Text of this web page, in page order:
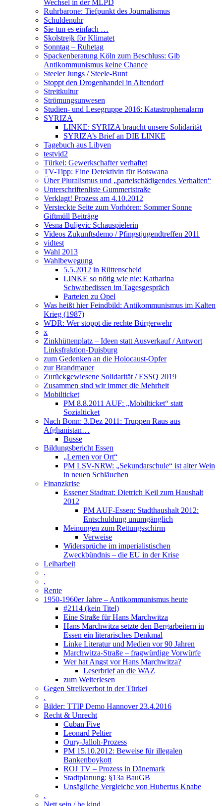
Wechsel in der MLPD
Ruhrbarone: Tiefpunkt des Journalismus
Schuldenuhr
Sie tun es einfach …
Skolstrejk för Klimatet
Sonntag – Ruhetag
Spackenberatung Köln zum Beschluss: Gib
Antikommunismus keine Chance
Steeler Jungs / Steele-Bunt
Stoppt den Drogenhandel in Altendorf
Streitkultur
Strömungsunwesen
Studien- und Lesegruppe 2016: Katastrophenalarm
SYRIZA
LINKE: SYRIZA braucht unsere Solidarität
SYRIZA’s Brief an DIE LINKE
Tagebuch aus Libyen
testvid2
Türkei: Gewerkschafter verhaftet
TV-Tipp: Eine Detektivin für Botswana
Über Pluralismus und „parteischädigendes Verhalten“
Unterschriftenliste Gummertstraße
Verklagt! Prozess am 4.10.2012
Versteckte Seite zum Vorhören: Sommer Sonne
Giftmüll Beiträge
Vesna Buljevic Schauspielerin
Videos Zukunftsdemo / Pfingstjugendtreffen 2011
vidtest
Wahl 2013
Wahlbewegung
5.5.2012 in Rüttenscheid
LINKE so nötig wie nie: Katharina
Schwabedissen im Tagesgespräch
Parteien zu Opel
Was heißt hier Feindbild: Antikommunismus im Kalten
Krieg (1987)
WDR: Wer stoppt die rechte Bürgerwehr
x
Zinkhüttenplatz – Ideen statt Ausverkauf / Antwort
Linksfraktion-Duisburg
zum Gedenken an die Holocaust-Opfer
zur Brandmauer
Zurückgewiesene Solidarität / ESSQ 2019
Zusammen sind wir immer die Mehrheit
Mobilticket
PM 8.8.2011 AUF: „Mobilticket“ statt
Sozialticket
Nach Bonn: 3.Dez 2011: Truppen Raus aus
Afghanistan…
Busse
Bildungsbericht Essen
„Lernen vor Ort“
PM LSV-NRW: „Sekundarschule“ ist alter Wein
in neuen Schläuchen
Finanzkrise
Essener Stadtrat: Dietrich Keil zum Haushalt
2012
PM AUF-Essen: Stadthaushalt 2012:
Entschuldung unumgänglich
Meinungen zum Rettungsschirm
Verweise
Widersprüche im imperialistischen
Zweckbündnis – die EU in der Krise
Leiharbeit
.
.
Rente
1950-1960er Jahre – Antikommunismus heute
#2114 (kein Titel)
Eine Straße für Hans Marchwitza
Hans Marchwitza setzte den Bergarbeitern in
Essen ein literarisches Denkmal
Linke Literatur und Medien vor 90 Jahren
Marchwitza-Straße – fragwürdige Vorwürfe
Wer hat Angst vor Hans Marchwitza?
Leserbrief an die WAZ
zum Weiterlesen
Gegen Streikverbot in der Türkei
.
Bilder: TTIP Demo Hannover 23.4.2016
Recht & Unrecht
Cuban Five
Leonard Peltier
Oury-Jalloh-Prozess
PM 15.10.2012: Beweise für illegalen
Bankenboykott
ROJ TV – Prozess in Dänemark
Stadtplanung: §13a BauGB
Unsägliche Vergleiche von Hubertus Knabe
.
Nett sein / be kind